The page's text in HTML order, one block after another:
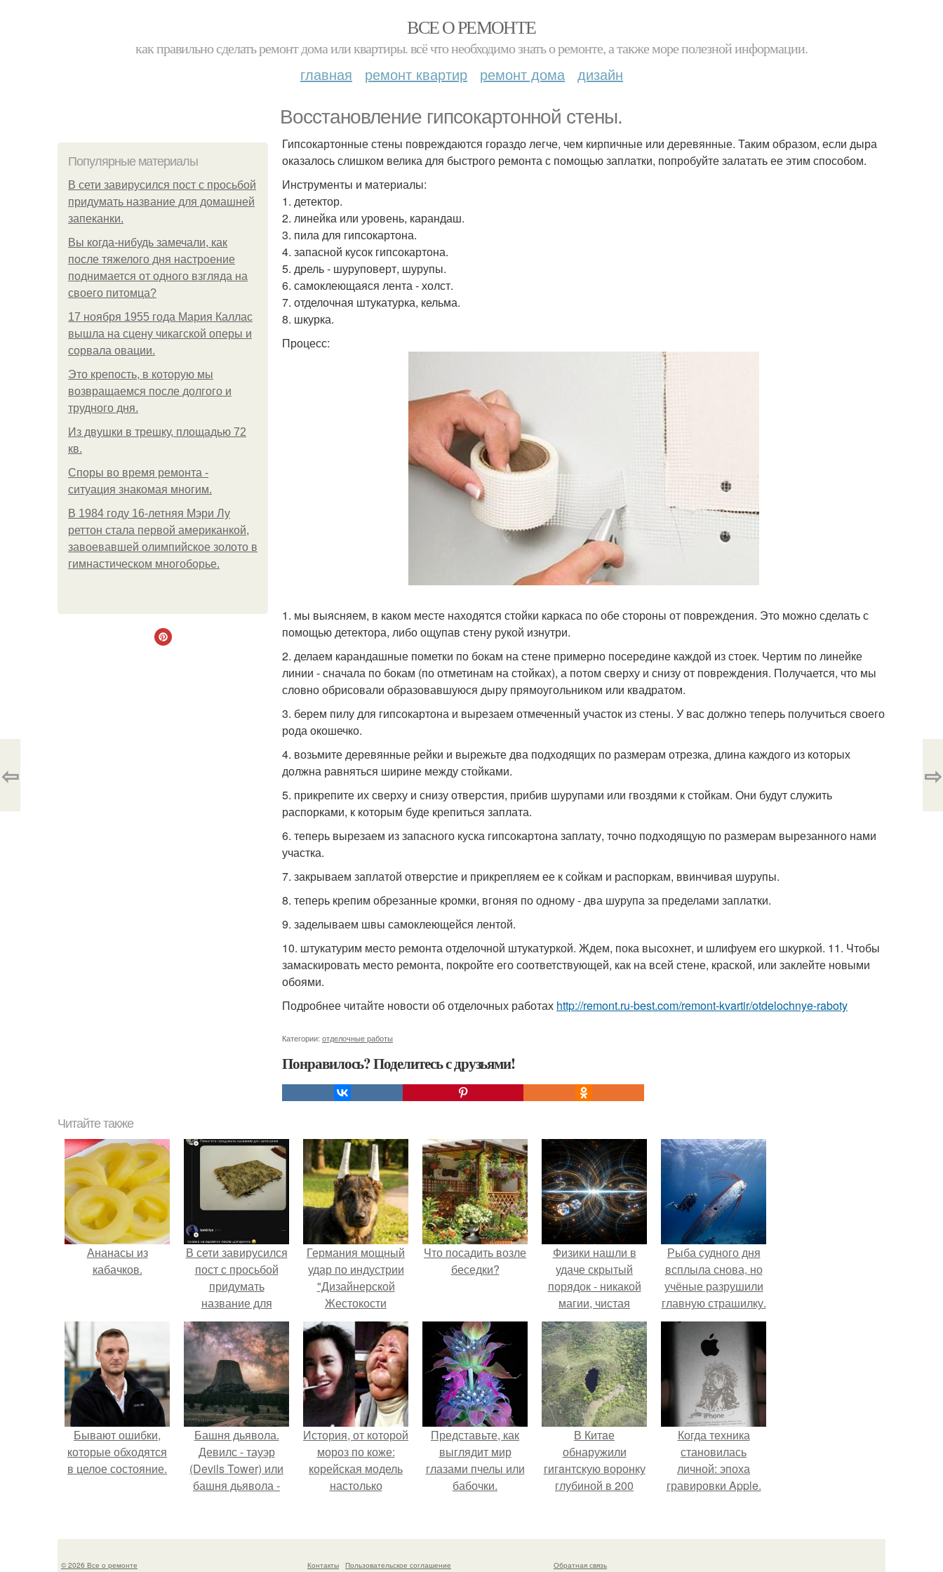
ВСЕ О РЕМОНТЕ
как правильно сделать ремонт дома или квартиры. всё что необходимо знать о ремонте, а также море полезной информации.
главная ремонт квартир ремонт дома дизайн
Восстановление гипсокартонной стены.
Популярные материалы
В сети завирусился пост с просьбой
придумать название для домашней
запеканки.
Вы когда-нибудь замечали, как
после тяжелого дня настроение
поднимается от одного взгляда на
своего питомца?
17 ноября 1955 года Мария Каллас
вышла на сцену чикагской оперы и
сорвала овации.
Это крепость, в которую мы
возвращаемся после долгого и
трудного дня.
Из двушки в трешку, площадью 72
кв.
Споры во время ремонта -
ситуация знакомая многим.
В 1984 году 16-летняя Мэри Лу
реттон стала первой американкой,
завоевавшей олимпийское золото в
гимнастическом многоборье.
Гипсокартонные стены повреждаются гораздо легче, чем кирпичные или деревянные. Таким образом, если дыра
оказалось слишком велика для быстрого ремонта с помощью заплатки, попробуйте залатать ее этим способом.
Инструменты и материалы:
1. детектор.
2. линейка или уровень, карандаш.
3. пила для гипсокартона.
4. запасной кусок гипсокартона.
5. дрель - шуруповерт, шурупы.
6. самоклеющаяся лента - холст.
7. отделочная штукатурка, кельма.
8. шкурка.
Процесс:
1. мы выясняем, в каком месте находятся стойки каркаса по обе стороны от повреждения. Это можно сделать с
помощью детектора, либо ощупав стену рукой изнутри.
2. делаем карандашные пометки по бокам на стене примерно посередине каждой из стоек. Чертим по линейке
линии - сначала по бокам (по отметинам на стойках), а потом сверху и снизу от повреждения. Получается, что мы
словно обрисовали образовавшуюся дыру прямоугольником или квадратом.
3. берем пилу для гипсокартона и вырезаем отмеченный участок из стены. У вас должно теперь получиться своего
рода окошечко.
4. возьмите деревянные рейки и вырежьте два подходящих по размерам отрезка, длина каждого из которых
должна равняться ширине между стойками.
5. прикрепите их сверху и снизу отверстия, прибив шурупами или гвоздями к стойкам. Они будут служить
распорками, к которым буде крепиться заплата.
6. теперь вырезаем из запасного куска гипсокартона заплату, точно подходящую по размерам вырезанного нами
участка.
7. закрываем заплатой отверстие и прикрепляем ее к сойкам и распоркам, ввинчивая шурупы.
8. теперь крепим обрезанные кромки, вгоняя по одному - два шурупа за пределами заплатки.
9. заделываем швы самоклеющейся лентой.
10. штукатурим место ремонта отделочной штукатуркой. Ждем, пока высохнет, и шлифуем его шкуркой. 11. Чтобы
замаскировать место ремонта, покройте его соответствующей, как на всей стене, краской, или заклейте новыми
обоями.
Подробнее читайте новости об отделочных работах http://remont.ru-best.com/remont-kvartir/otdelochnye-raboty
Категории: отделочные работы
Понравилось? Поделитесь с друзьями!
⇦ ⇨
Читайте также
Ананасы из
кабачков.
В сети завирусился
пост с просьбой
придумать
название для
домашней
запеканки.
Германия мощный
удар по индустрии
"Дизайнерской
Жестокости
нанесла".
Что посадить возле
беседки?
Физики нашли в
удаче скрытый
порядок - никакой
магии, чистая
квантовая
механика.
Рыба судного дня
всплыла снова, но
учёные разрушили
главную страшилку.
Бывают ошибки,
которые обходятся
в целое состояние.
Башня дьявола.
Девилс - тауэр
(Devils Tower) или
башня дьявола -
происхождения
История, от которой
мороз по коже:
корейская модель
настолько
вколола себе в
Представьте, как
выглядит мир
глазами пчелы или
бабочки.
В Китaе
обнаружили
гигaнтскую воронку
глубиной в 200
лесом внутри.
Когда техника
становилась
личной: эпоха
гравировки Apple.
© 2026 Все о ремонте Контакты Пользовательское соглашение Обратная связь